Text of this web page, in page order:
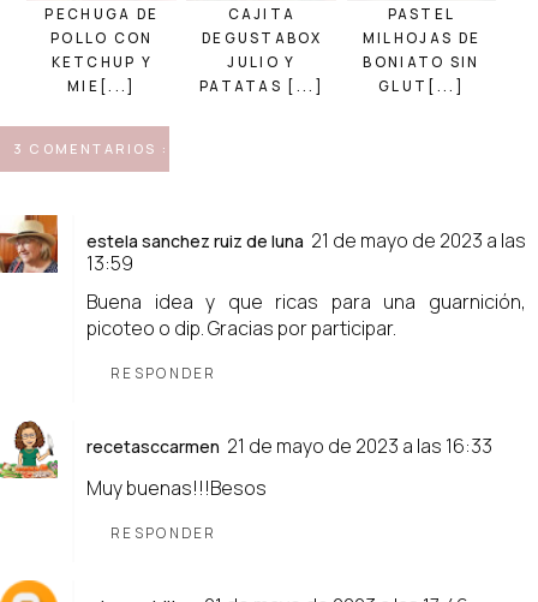
PECHUGA DE
POLLO CON
KETCHUP Y
MIE[...]
CAJITA
DEGUSTABOX
JULIO Y
PATATAS [...]
PASTEL
MILHOJAS DE
BONIATO SIN
GLUT[...]
3 COMENTARIOS :
estela sanchez ruiz de luna 21 de mayo de 2023 a las
13:59
Buena idea y que ricas para una guarnición,
picoteo o dip. Gracias por participar.
RESPONDER
recetasccarmen 21 de mayo de 2023 a las 16:33
Muy buenas!!!Besos
RESPONDER